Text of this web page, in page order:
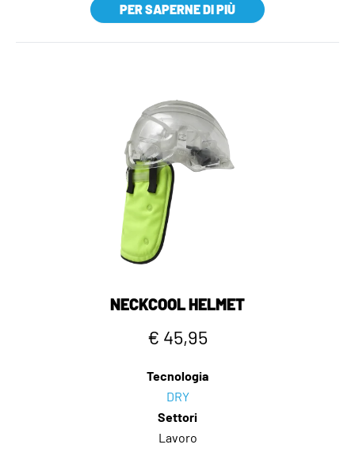
PER SAPERNE DI PIÙ
NECKCOOL HELMET
€ 45,95
Tecnologia
DRY
Settori
Lavoro